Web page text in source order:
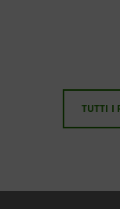
TUTTI I